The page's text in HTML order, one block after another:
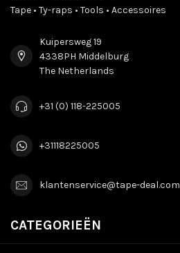
Tape • Ty-raps • Tools • Accessoires
Kuipersweg 19
4338PH Middelburg
The Netherlands
+31 (0) 118-225005
+31118225005
klantenservice@tape-deal.com
CATEGORIEËN